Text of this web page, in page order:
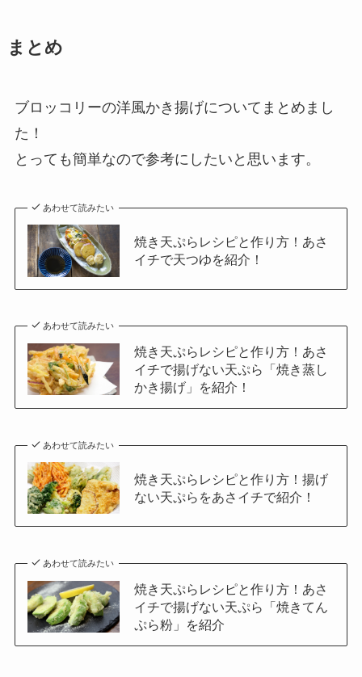
まとめ
ブロッコリーの洋風かき揚げについてまとめまし
た！
とっても簡単なので参考にしたいと思います。
あわせて読みたい
焼き天ぷらレシピと作り方！あさ
イチで天つゆを紹介！
あわせて読みたい
焼き天ぷらレシピと作り方！あさ
イチで揚げない天ぷら「焼き蒸し
かき揚げ」を紹介！
あわせて読みたい
焼き天ぷらレシピと作り方！揚げ
ない天ぷらをあさイチで紹介！
あわせて読みたい
焼き天ぷらレシピと作り方！あさ
イチで揚げない天ぷら「焼きてん
ぷら粉」を紹介